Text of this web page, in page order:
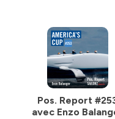
Pos. Report
avec Enzo